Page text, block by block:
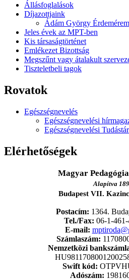
Állásfoglalások
Díjazottjaink
Ádám György
Jeles évek az MPT-ben
Kis társaságtörténet
Emlékezet Bizottság
Megszűnt vagy átalakult
Tiszteletbeli tagok
Rovatok
Egészségnevelés
Egészségnevelési
Egészségnevelési Tudástár
Elérhetőségek
Magyar
Alapítva
Budapest VII.
Postacím: 1364.
Tel./Fax: 06-1-
E-mail:
Számlaszám:
Nemzetközi
Swift kód:
Adószám: